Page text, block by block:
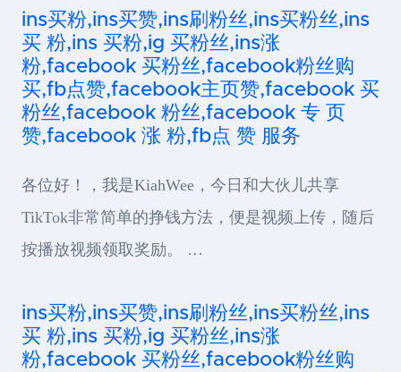
ins买粉,ins买赞,ins刷粉丝,ins买粉丝,ins
买 粉,ins 买粉,ig 买粉丝,ins涨
粉,facebook 买粉丝,facebook粉丝购
买,fb点赞,facebook主页赞,facebook 买
粉丝,facebook 粉丝,facebook 专 页
赞,facebook 涨 粉,fb点 赞 服务
各位好！，我是KiahWee，今日和大伙儿共享
TikTok非常简单的挣钱方法，便是视频上传，随后
按播放视频领取奖励。 …
ins买粉,ins买赞,ins刷粉丝,ins买粉丝,ins
买 粉,ins 买粉,ig 买粉丝,ins涨
粉,facebook 买粉丝,facebook粉丝购